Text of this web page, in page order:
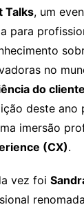
Talks, um
para
no
do
deste ano
imersão
(CX).
vez foi